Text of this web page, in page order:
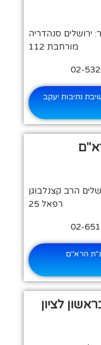
סנהדריה
מורחבת 112
נתיבות יעקב
הרב קצנלבוגן
רפאל 25
הרא"ם
לציון